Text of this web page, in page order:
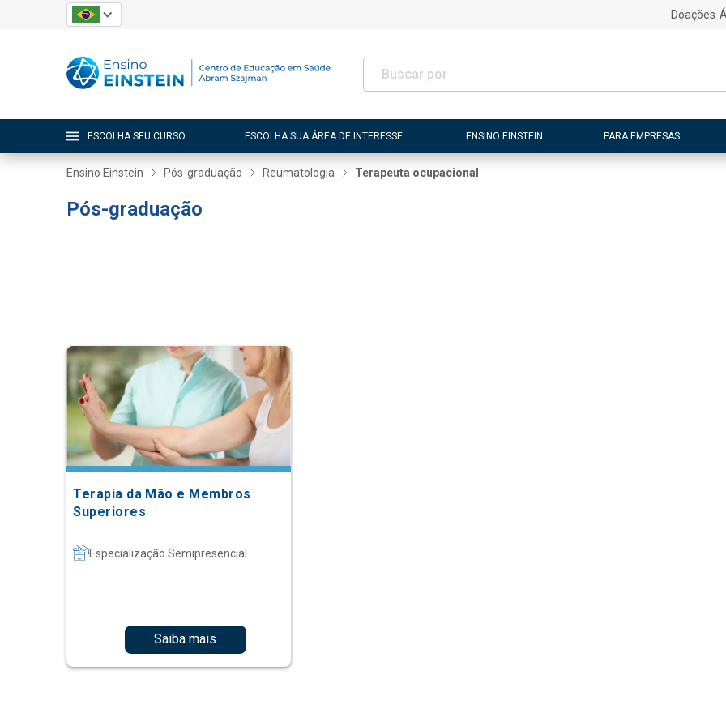
Doações
ESCOLHA SEU CURSO ESCOLHA SUA ÁREA DE INTERESSE ENSINO EINSTEIN PARA EMPRESAS
Ensino Einstein Pós-graduação Reumatologia Terapeuta ocupacional
Pós-graduação
Terapia da Mão e Membros
Superiores
Especialização Semipresencial
Saiba mais